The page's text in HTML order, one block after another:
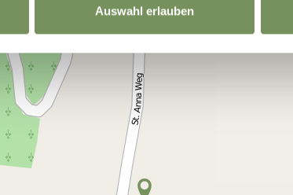
Auswahl erlauben